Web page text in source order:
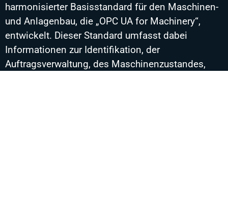
harmonisierter Basisstandard für den Maschinen-
und Anlagenbau, die „OPC UA for Machinery“,
entwickelt. Dieser Standard umfasst dabei
Informationen zur Identifikation, der
Auftragsverwaltung, des Maschinenzustandes,